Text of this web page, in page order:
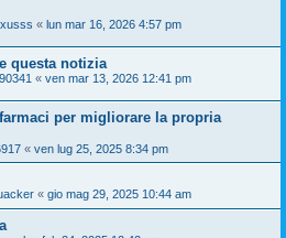
« lun mar 16, 2026 4:57 pm
questa notizia
« ven mar 13, 2026 12:41 pm
per migliorare la propria
« ven lug 25, 2025 8:34 pm
« gio mag 29, 2025 10:44 am